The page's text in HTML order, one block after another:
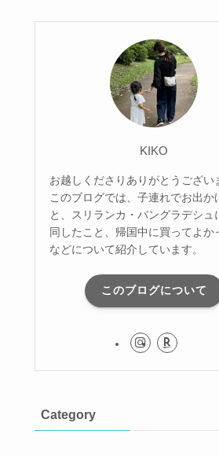
KIKO
お越しくださりありがとうござい
このブログでは、子連れでお出か
と、スリランカ・バングラデシュ
同したこと、帰国中に買ってよか
などについて紹介しています。
このブログについて
Category